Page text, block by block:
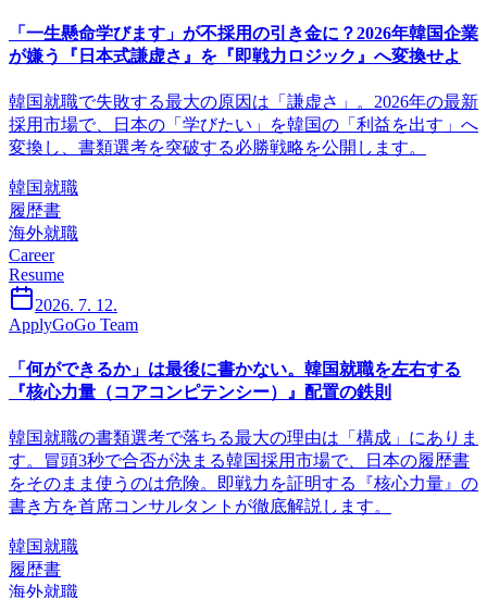
「一生懸命学びます」が不採用の引き金に？2026年韓国企業
が嫌う『日本式謙虚さ』を『即戦力ロジック』へ変換せよ
韓国就職で失敗する最大の原因は「謙虚さ」。2026年の最新
採用市場で、日本の「学びたい」を韓国の「利益を出す」へ
変換し、書類選考を突破する必勝戦略を公開します。
韓国就職
履歴書
海外就職
Career
Resume
2026. 7. 12.
ApplyGoGo Team
「何ができるか」は最後に書かない。韓国就職を左右する
『核心力量（コアコンピテンシー）』配置の鉄則
韓国就職の書類選考で落ちる最大の理由は「構成」にありま
す。冒頭3秒で合否が決まる韓国採用市場で、日本の履歴書
をそのまま使うのは危険。即戦力を証明する『核心力量』の
書き方を首席コンサルタントが徹底解説します。
韓国就職
履歴書
海外就職